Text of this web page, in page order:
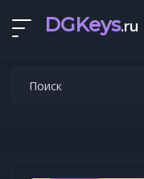
DGKeys.ru